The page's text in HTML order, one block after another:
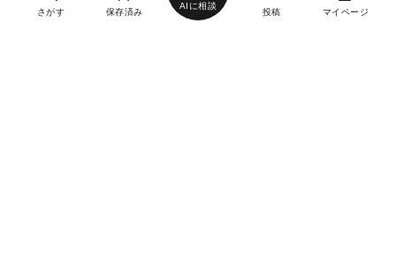
さがす 保存済み
AIに相談
投稿 マイページ